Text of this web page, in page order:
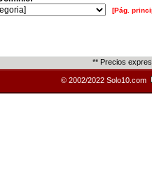
[Pág.
** Precios
© 2002/2022 Solo10.com